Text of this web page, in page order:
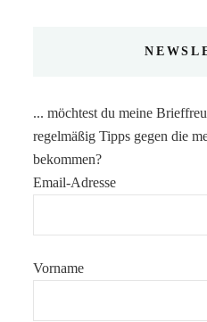
... möchtest du meine
regelmäßig Tipps gegen die
bekommen?
Email-Adresse
Vorname